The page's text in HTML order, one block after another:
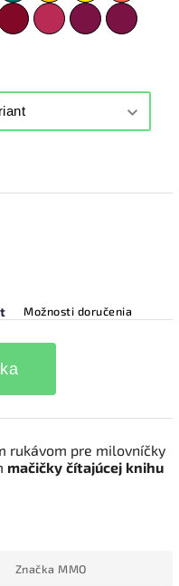
Možnosti doručenia
rukávom pre milovníčky
mačičky čítajúcej knihu
Značka MMO